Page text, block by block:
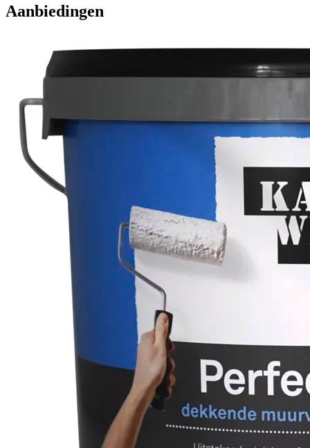
Aanbiedingen